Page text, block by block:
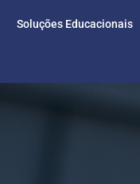
Soluções Educacionais